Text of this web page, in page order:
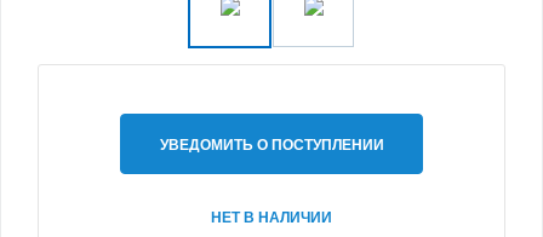
УВЕДОМИТЬ О ПОСТУПЛЕНИИ
НЕТ В НАЛИЧИИ